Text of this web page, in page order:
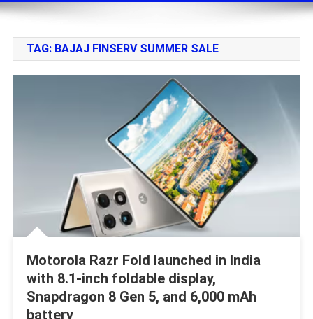
TAG: BAJAJ FINSERV SUMMER SALE
Motorola Razr Fold launched in India
with 8.1-inch foldable display,
Snapdragon 8 Gen 5, and 6,000 mAh
battery